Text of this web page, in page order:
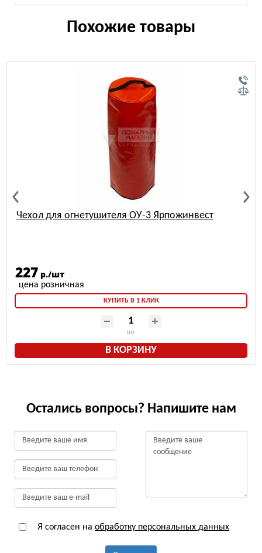
Похожие товары
Чехол для огнетушителя ОУ-3 Ярпожинвест
227 р./шт
КУПИТЬ В 1 КЛИК
шт
В КОРЗИНУ
Остались вопросы? Напишите нам
Я согласен на обработку персональных данных